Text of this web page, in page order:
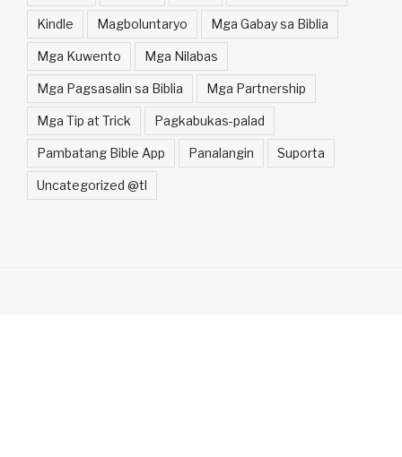
Kindle Magboluntaryo Mga Gabay sa Biblia
Mga Kuwento Mga Nilabas
Mga Pagsasalin sa Biblia Mga Partnership
Mga Tip at Trick Pagkabukas-palad
Pambatang Bible App Panalangin Suporta
Uncategorized @tl